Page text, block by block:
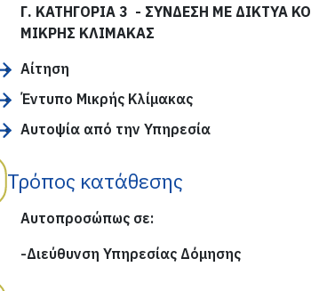
Γ. ΚΑΤΗΓΟΡΙΑ 3 - ΣΥΝΔΕΣΗ ΜΕ ΔΙΚΤΥΑ
ΜΙΚΡΗΣ ΚΛΙΜΑΚΑΣ
Αίτηση
Έντυπο Μικρής Κλίμακας
Αυτοψία από την Υπηρεσία
Τρόπος κατάθεσης
Αυτοπροσώπως σε:
-Διεύθυνση Υπηρεσίας Δόμησης